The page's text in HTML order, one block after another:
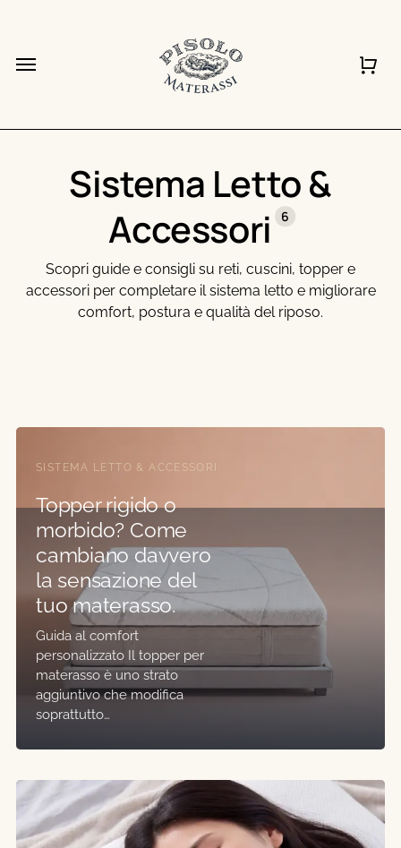
contenuto
Menu
Sistema Letto &
Accessori
6
Scopri guide e consigli su reti, cuscini, topper e
accessori per completare il sistema letto e migliorare
comfort, postura e qualità del riposo.
SISTEMA LETTO & ACCESSORI
Topper rigido o
morbido? Come
cambiano davvero
la sensazione del
tuo materasso.
Guida al comfort
personalizzato Il topper per
materasso è uno strato
aggiuntivo che modifica
soprattutto…
Quick